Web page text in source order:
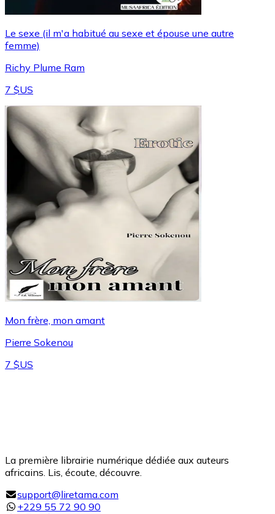
Le sexe (il m'a habitué au sexe et épouse une autre
femme)
Richy Plume Ram
7 $US
Mon frère, mon amant
Pierre Sokenou
7 $US
La première librairie numérique dédiée aux auteurs
africains. Lis, écoute, découvre.
support@liretama.com
+229 55 72 90 90